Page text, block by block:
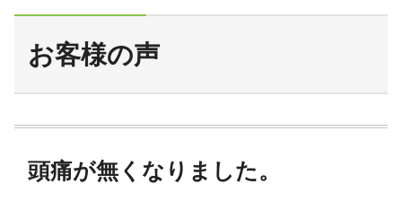
お客様の声
頭痛が無くなりました。